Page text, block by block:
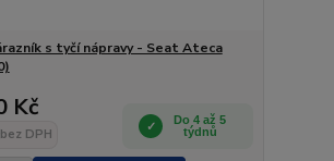
s tyčí nápravy - Seat Ateca
Kč
bez DPH
Do 4 až 5
týdnů